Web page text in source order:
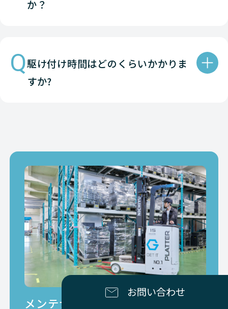
Check-Point NETWORK（ネットワーク）
Check-Point NETWORK（ネットワーク）
Check-Point NETWORK（ネットワーク）
Check-Point NETWORK（ネットワーク）
Check-Point NETWORK（ネットワーク）
Check-Point NETWORK（ネットワーク）
NETWORK（ネットワーク）
か？
Q駆け付け時間はどのくらいかかりま
すか?
メンテナンスセンターが併設され
お問い合わせ